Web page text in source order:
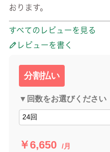
おります。
すべてのレビューを見る
レビューを書く
分割払い
▼回数をお選びください
￥6,650 /月